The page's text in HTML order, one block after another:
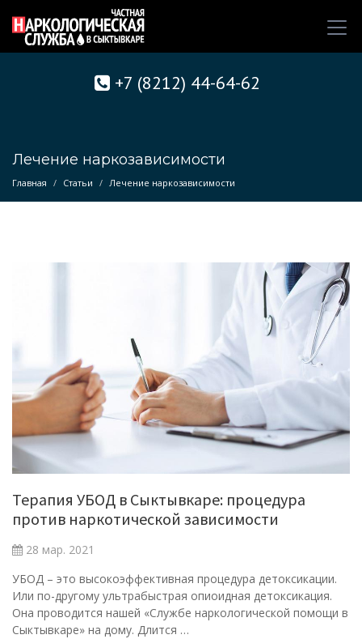
+7 (8212) 44-64-62
Лечение наркозависимости
Главная Статьи Лечение наркозависимости
Терапия УБОД в Сыктывкаре: процедура
против наркотической зависимости
28 мар. 2021
УБОД – это высокоэффективная процедура детоксикации.
Или по-другому ультрабыстрая опиоидная детоксикация.
Она проводится нашей «Службе наркологической помощи в
Сыктывкаре» на дому. Длится …